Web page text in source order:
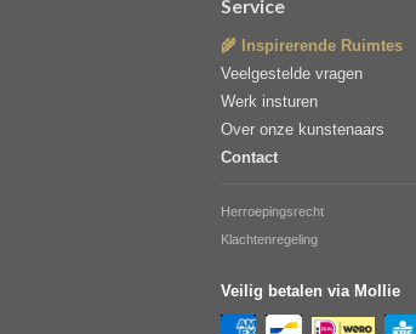
Service
🌾 Inspirerende Ruimtes
Veelgestelde vragen
Werk insturen
Over onze kunstenaars
Contact
Herroepingsrecht
Klachtenregeling
Veilig betalen via Mollie